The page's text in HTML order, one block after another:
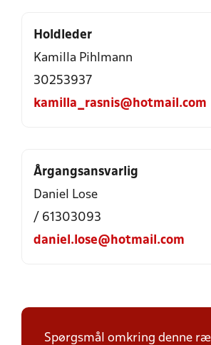
Holdleder
Kamilla Pihlmann
30253937
kamilla_rasnis@hotmail.com
Årgangsansvarlig
Daniel Lose
/ 61303093
daniel.lose@hotmail.com
Spørgsmål omkring denne